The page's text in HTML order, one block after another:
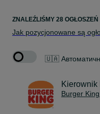
ZNALEŹLIŚMY 28 OGŁOSZEŃ
Jak pozycjonowane są
🇺🇦
Kierownik
Burger